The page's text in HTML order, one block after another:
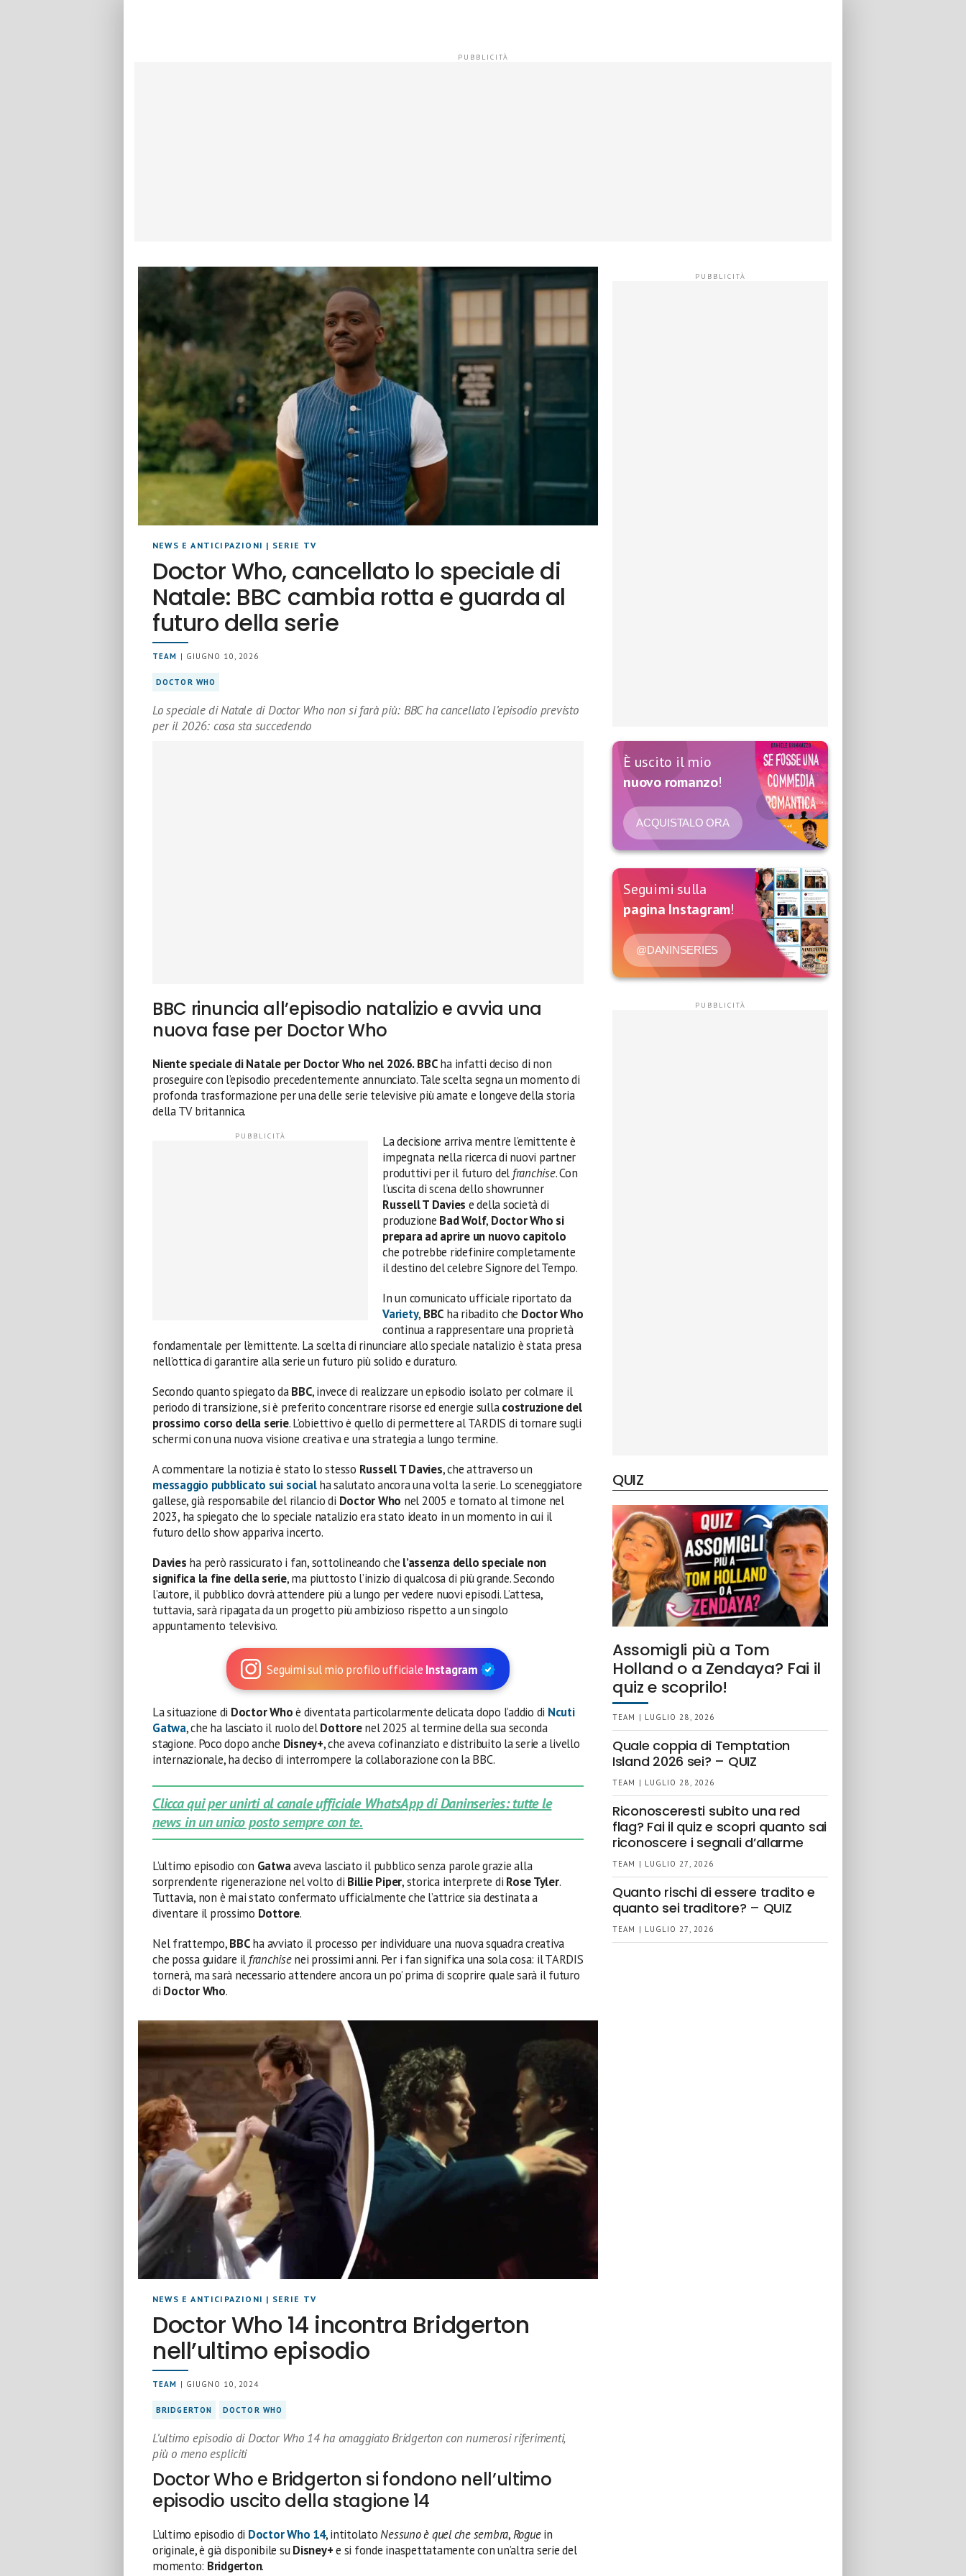
NEWS E ANTICIPAZIONI | SERIE TV
Doctor Who, cancellato lo speciale di
Natale: BBC cambia rotta e guarda al
futuro della serie
TEAM | GIUGNO 10, 2026
DOCTOR WHO
Lo speciale di Natale di Doctor Who non si farà più: BBC ha cancellato l’episodio previsto
per il 2026: cosa sta succedendo
BBC rinuncia all’episodio natalizio e avvia una
nuova fase per Doctor Who
Niente speciale di Natale per Doctor Who nel 2026.BBCha infatti deciso di non
proseguire con l’episodio precedentemente annunciato. Tale scelta segna un momento di
profonda trasformazione per una delle serie televisive più amate e longeve della storia
della TV britannica.
La decisione arriva mentre l’emittente è
impegnata nella ricerca di nuovi partner
produttivi per il futuro del franchise. Con
l’uscita di scena dello showrunner
Russell T Davies e della società di
produzione Bad Wolf, Doctor Who si
prepara ad aprire un nuovo capitolo
che potrebbe ridefinire completamente
il destino del celebre Signore del Tempo.
In un comunicato ufficiale riportato da
Variety, BBC ha ribadito che Doctor Who
continua a rappresentare una proprietà
fondamentale per l’emittente. La scelta di rinunciare allo speciale natalizio è stata presa
nell’ottica di garantire alla serie un futuro più solido e duraturo.
Secondo quanto spiegato daBBC, invece di realizzare un episodio isolato per colmare il
periodo di transizione, si è preferito concentrare risorse ed energie sullacostruzione del
prossimo corso della serie. L’obiettivo è quello di permettere al TARDIS di tornare sugli
schermi con una nuova visione creativa e una strategia a lungo termine.
A commentare la notizia è stato lo stesso Russell T Davies, che attraverso un
messaggio pubblicato sui socialha salutato ancora una volta la serie. Lo sceneggiatore
gallese, già responsabile del rilancio di Doctor Who nel 2005 e tornato al timone nel
2023, ha spiegato che lo speciale natalizio era stato ideato in un momento in cui il
futuro dello show appariva incerto.
Davies ha però rassicurato i fan, sottolineando che l’assenza dello speciale non
significa la fine della serie, ma piuttosto l’inizio di qualcosa di più grande. Secondo
l’autore, il pubblico dovrà attendere più a lungo per vedere nuovi episodi. L’attesa,
tuttavia, sarà ripagata da un progetto più ambizioso rispetto a un singolo
appuntamento televisivo.
Seguimi sul mio profilo ufficiale Instagram
La situazione di Doctor Whoè diventata particolarmente delicata dopo l’addio di Ncuti
Gatwa, che ha lasciato il ruolo delDottorenel 2025 al termine della sua seconda
stagione. Poco dopo anche Disney+, che aveva cofinanziato e distribuito la serie a livello
internazionale, ha deciso di interrompere la collaborazione con la BBC.
Clicca qui per unirti al canale ufficiale WhatsApp di Daninseries: tutte le
news in un unico posto sempre con te.
L’ultimo episodio con Gatwaaveva lasciato il pubblico senza parole grazie alla
sorprendente rigenerazione nel volto di Billie Piper, storica interprete di Rose Tyler.
Tuttavia, non è mai stato confermato ufficialmente che l’attrice sia destinata a
diventare il prossimo Dottore.
Nel frattempo,BBCha avviato il processo per individuare una nuova squadra creativa
che possa guidare il franchisenei prossimi anni. Per i fan significa una sola cosa: il TARDIS
tornerà, ma sarà necessario attendere ancora un po’ prima di scoprire quale sarà il futuro
di Doctor Who.
NEWS E ANTICIPAZIONI | SERIE TV
Doctor Who 14 incontra Bridgerton
nell’ultimo episodio
TEAM | GIUGNO 10, 2024
BRIDGERTON DOCTOR WHO
L’ultimo episodio di Doctor Who 14 ha omaggiato Bridgerton con numerosi riferimenti,
più o meno espliciti
Doctor Who e Bridgerton si fondono nell’ultimo
episodio uscito della stagione 14
L’ultimo episodio di Doctor Who 14, intitolatoNessuno è quel che sembra,Roguein
originale, è già disponibile suDisney+e si fonde inaspettatamente con un’altra serie del
momento: Bridgerton.
È uscito il mio
nuovo romanzo!
ACQUISTALO ORA
Seguimi sulla
pagina Instagram!
@DANINSERIES
QUIZ
Assomigli più a Tom
Holland o a Zendaya? Fai il
quiz e scoprilo!
TEAM | LUGLIO 28, 2026
Quale coppia di Temptation
Island 2026 sei? – QUIZ
TEAM | LUGLIO 28, 2026
Riconosceresti subito una red
flag? Fai il quiz e scopri quanto sai
riconoscere i segnali d’allarme
TEAM | LUGLIO 27, 2026
Quanto rischi di essere tradito e
quanto sei traditore? – QUIZ
TEAM | LUGLIO 27, 2026